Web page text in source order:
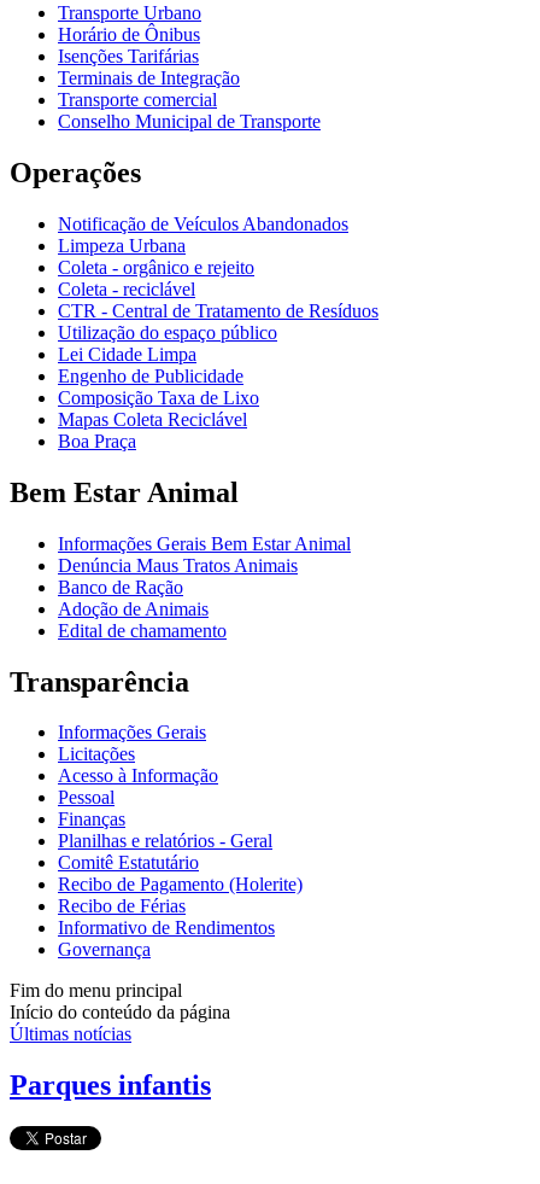
Transporte Urbano
Horário de Ônibus
Isenções Tarifárias
Terminais de Integração
Transporte comercial
Conselho Municipal de Transporte
Operações
Notificação de Veículos Abandonados
Limpeza Urbana
Coleta - orgânico e rejeito
Coleta - reciclável
CTR - Central de Tratamento de Resíduos
Utilização do espaço público
Lei Cidade Limpa
Engenho de Publicidade
Composição Taxa de Lixo
Mapas Coleta Reciclável
Boa Praça
Bem Estar Animal
Informações Gerais Bem Estar Animal
Denúncia Maus Tratos Animais
Banco de Ração
Adoção de Animais
Edital de chamamento
Transparência
Informações Gerais
Licitações
Acesso à Informação
Pessoal
Finanças
Planilhas e relatórios - Geral
Comitê Estatutário
Recibo de Pagamento (Holerite)
Recibo de Férias
Informativo de Rendimentos
Governança
Fim do menu principal
Início do conteúdo da página
Últimas notícias
Parques infantis